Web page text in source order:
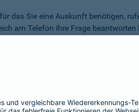
das Sie eine Auskunft benötigen,
am Telefon Ihre Frage beantworten